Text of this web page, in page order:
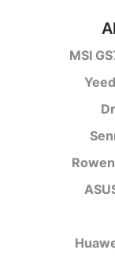
MSI